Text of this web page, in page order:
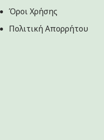
Όροι Χρήσης
Πολιτική Aπορρήτου